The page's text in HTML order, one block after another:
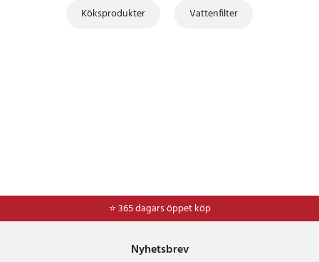
Köksprodukter Vattenfilter
⭐ 365 dagars öppet köp
⭐Frakt 49kr *
Nyhetsbrev